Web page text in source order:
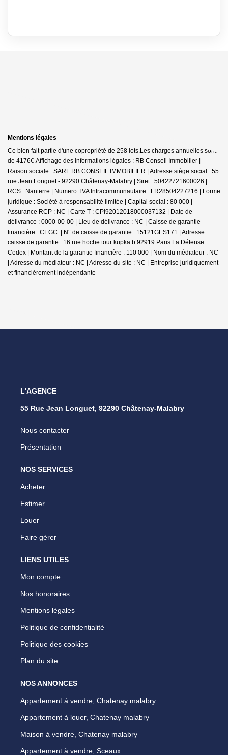
Mentions légales
Ce bien fait partie d'une copropriété de 258 lots.Les charges annuelles sont
de 4176€.Affichage des informations légales : RB Conseil Immobilier |
Raison sociale : SARL RB CONSEIL IMMOBILIER | Adresse siège social : 55
rue Jean Longuet - 92290 Châtenay-Malabry | Siret : 50422721600026 |
RCS : Nanterre | Numero TVA Intracommunautaire : FR28504227216 | Forme
juridique : Société à responsabilité limitée | Capital social : 80 000 |
Assurance RCP : NC | Carte T : CPI92012018000037132 | Date de
délivrance : 0000-00-00 | Lieu de délivrance : NC | Caisse de garantie
financière : CEGC. | N° de caisse de garantie : 15121GES171 | Adresse
caisse de garantie : 16 rue hoche tour kupka b 92919 Paris La Défense
Cedex | Montant de la garantie financière : 110 000 | Nom du médiateur : NC
| Adresse du médiateur : NC | Adresse du site : NC | Entreprise juridiquement
et financièrement indépendante
L'AGENCE
55 Rue Jean Longuet, 92290 Châtenay-Malabry
Nous contacter
Présentation
NOS SERVICES
Acheter
Estimer
Louer
Faire gérer
LIENS UTILES
Mon compte
Nos honoraires
Mentions légales
Politique de confidentialité
Politique des cookies
Plan du site
NOS ANNONCES
Appartement à vendre, Chatenay malabry
Appartement à louer, Chatenay malabry
Maison à vendre, Chatenay malabry
Appartement à vendre, Sceaux